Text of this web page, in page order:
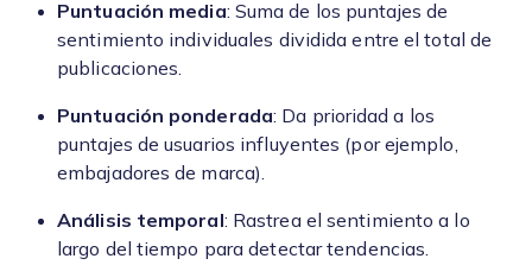
Puntuación media: Suma de los puntajes de
sentimiento individuales dividida entre el total de
publicaciones.
Puntuación ponderada: Da prioridad a los
puntajes de usuarios influyentes (por ejemplo,
embajadores de marca).
Análisis temporal: Rastrea el sentimiento a lo
largo del tiempo para detectar tendencias.